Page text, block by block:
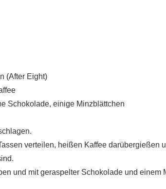
(After Eight)
Schokolade, einige Minzblättchen
verteilen, heißen Kaffee darübergießen
und mit geraspelter Schokolade und einem